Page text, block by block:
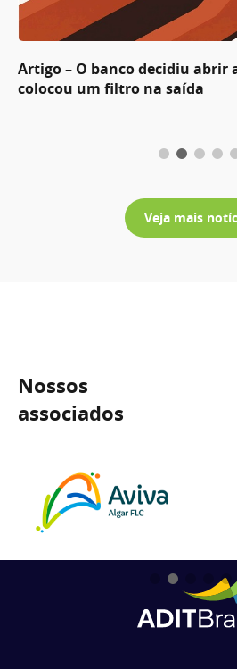
Artigo – O banco decidiu abrir
colocou um filtro na saída
Veja mais
Nossos
associados